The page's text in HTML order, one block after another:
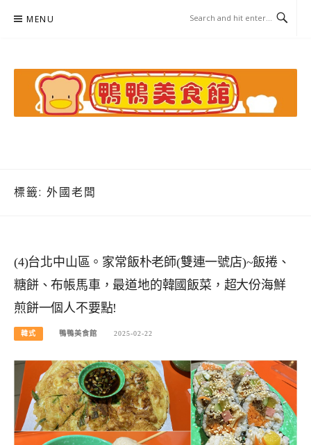
MENU
標籤: 外國老闆
(4)台北中山區。家常飯朴老師(雙連一號店)~飯捲、
糖餅、布帳馬車，最道地的韓國飯菜，超大份海鮮
煎餅一個人不要點!
韓式 鴨鴨美食館 2025-02-22